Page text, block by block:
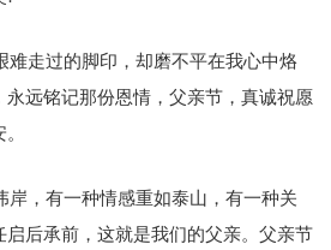
难走过的脚印，却磨不平在我心中烙
远铭记那份恩情，父亲节，真诚祝愿
岸，有一种情感重如泰山，有一种关
启后承前，这就是我们的父亲。父亲节